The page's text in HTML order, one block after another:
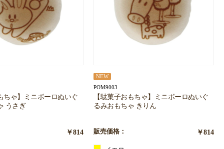
ちゃ】ミニボーロぬいぐ
うさぎ
￥814
NEW
POM9003
【駄菓子おもちゃ】ミニボーロぬいぐ
るみおもちゃ きりん
販売価格： ￥814